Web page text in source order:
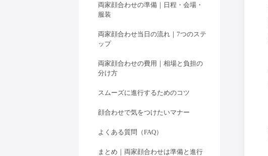
両家顔合わせの準備｜日程・会場・
服装
両家顔合わせ当日の流れ｜7つのステ
ップ
両家顔合わせの費用｜相場と負担の
分け方
スムーズに進行するためのコツ
顔合わせで気をつけたいマナー
よくある質問（FAQ）
まとめ｜両家顔合わせは準備と進行